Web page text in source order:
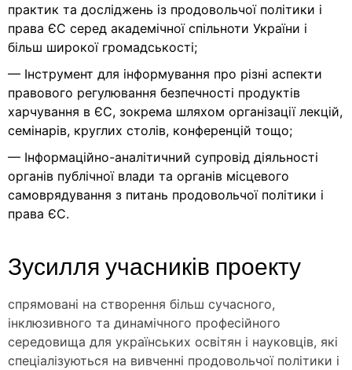
практик та досліджень із продовольчої політики і
права ЄС серед академічної спільноти України і
більш широкої громадськості;
— Інструмент для інформування про різні аспекти
правового регулювання безпечності продуктів
харчування в ЄС, зокрема шляхом організації лекцій,
семінарів, круглих столів, конференцій тощо;
— Інформаційно-аналітичний супровід діяльності
органів публічної влади та органів місцевого
самоврядування з питань продовольчої політики і
права ЄС.
Зусилля учасників проекту
спрямовані на створення більш сучасного,
інклюзивного та динамічного професійного
середовища для українських освітян і науковців, які
спеціалізуються на вивченні продовольчої політики і